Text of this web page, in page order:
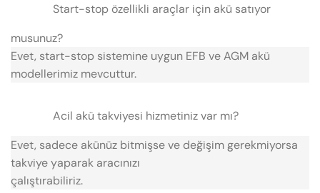
Start-stop özellikli araçlar için akü satıyor
musunuz?
Evet, start-stop sistemine uygun EFB ve AGM akü
modellerimiz mevcuttur.
Acil akü takviyesi hizmetiniz var mı?
Evet, sadece akünüz bitmişse ve değişim gerekmiyorsa
takviye yaparak aracınızı
çalıştırabiliriz.